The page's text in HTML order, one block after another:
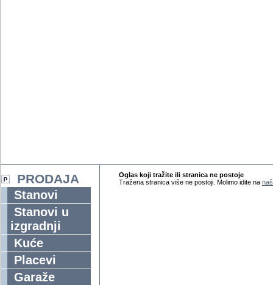
PRODAJA
Stanovi
Stanovi u
izgradnji
Kuće
Placevi
Garaže
Oglas koji tražite ili stranica ne postoje
Tražena stranica više ne postoji. Molimo idite na